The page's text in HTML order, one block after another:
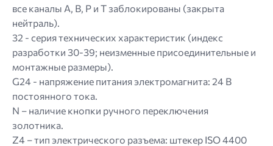
все каналы A, B, P и T заблокированы (закрыта
нейтраль).
32 - серия технических характеристик (индекс
разработки 30-39; неизменные присоединительные и
монтажные размеры).
G24 - напряжение питания электромагнита: 24 В
постоянного тока.
N – наличие кнопки ручного переключения
золотника.
Z4 – тип электрического разъема: штекер ISO 4400